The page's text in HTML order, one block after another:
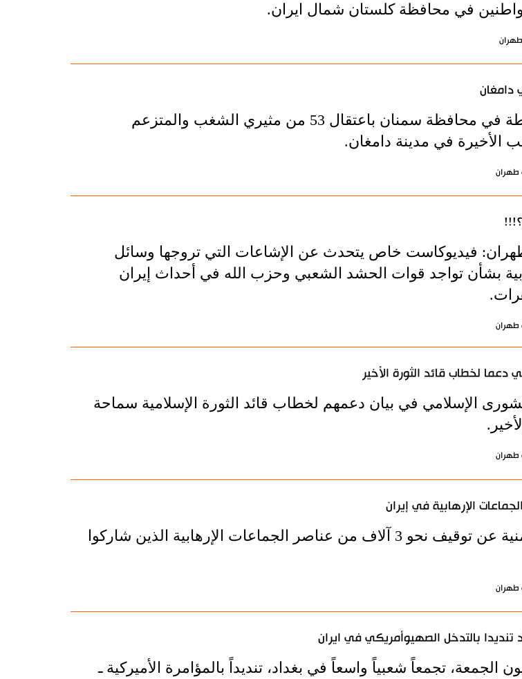
في محافظة كلستان شمال ايران.
أفاد نائب قائد الشرطة في محافظة سمنان باعتقال 53 من مثيري الشغب والمتزعم
الأخيرة في مدينة دامغان.
فيديوكاست خاص يتحدث عن الإشاعات التي تروجها وسائل
بشأن تواجد قوات الحشد الشعبي وحزب الله في أحداث إيران
دعما لخطاب قائد الثورة الأخير
الإسلامي في بيان دعمهم لخطاب قائد الثورة الإسلامية سماحة
أعلنت السلطات الأمنية عن توقيف نحو 3 آلاف من عناصر الجماعات الإرهابية الذين شاركوا
بالتدخل الصهيوأمريكي في ايران
الجمعة، تجمعاً شعبياً واسعاً في بغداد، تنديداً بالمؤامرة الأميركية ـ